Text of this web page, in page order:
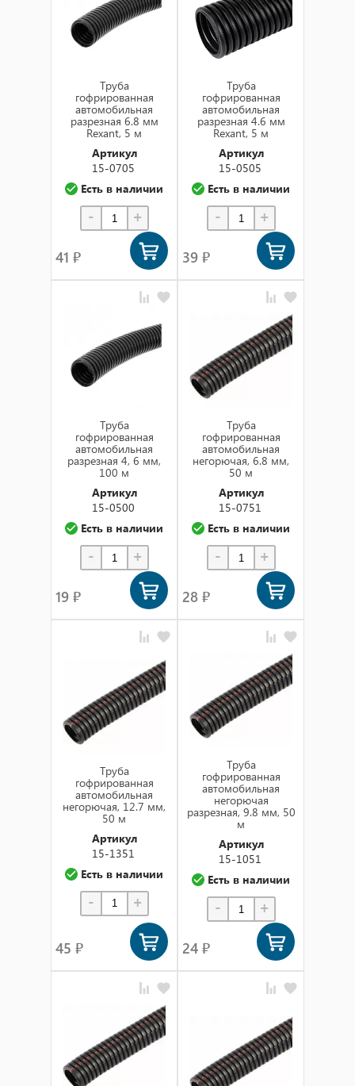
Труба
гофрированная
автомобильная
разрезная 6.8 мм
Rexant, 5 м
Артикул
15-0705
Есть в наличии
- +
41 ₽
Труба
гофрированная
автомобильная
разрезная 4.6 мм
Rexant, 5 м
Артикул
15-0505
Есть в наличии
- +
39 ₽
Труба
гофрированная
автомобильная
разрезная 4, 6 мм,
100 м
Артикул
15-0500
Есть в наличии
- +
19 ₽
Труба
гофрированная
автомобильная
негорючая, 6.8 мм,
50 м
Артикул
15-0751
Есть в наличии
- +
28 ₽
Труба
гофрированная
автомобильная
негорючая, 12.7 мм,
50 м
Артикул
15-1351
Есть в наличии
- +
45 ₽
Труба
гофрированная
автомобильная
негорючая
разрезная, 9.8 мм, 50
м
Артикул
15-1051
Есть в наличии
- +
24 ₽